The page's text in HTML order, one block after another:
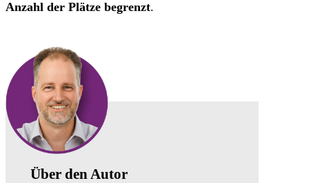
Anzahl der Plätze begrenzt.
Über den Autor